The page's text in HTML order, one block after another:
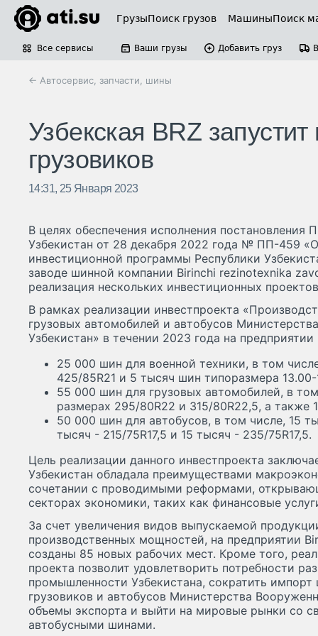
ГрузыПоиск грузов МашиныПоиск
Все сервисы Ваши грузы Добавить груз
← Автосервис, запчасти, шины
Узбекская BRZ
грузовиков
14:31, 25 Января 2023
В целях обеспечения исполнения постановления
Узбекистан от 28 декабря 2022 года № ПП-459
инвестиционной программы Республики
заводе шинной компании Birinchi rezinotexnika
реализация нескольких инвестиционных
В рамках реализации инвестпроекта
грузовых автомобилей и автобусов
Узбекистан» в течении 2023 года на
25 000 шин для военной техники, в том
425/85R21 и 5 тысяч шин типоразмера 13.00-
55 000 шин для грузовых автомобилей, в
размерах 295/80R22 и 315/80R22,5, а также
50 000 шин для автобусов, в том числе, 15
тысяч - 215/75R17,5 и 15 тысяч - 235/75R17,5.
Цель реализации данного инвестпроекта
Узбекистан обладала преимуществами
сочетании с проводимыми реформами,
секторах экономики, таких как финансовые
За счет увеличения видов выпускаемой
производственных мощностей, на предприятии
созданы 85 новых рабочих мест. Кроме того,
проекта позволит удовлетворить потребности
промышленности Узбекистана, сократить
грузовиков и автобусов Министерства
объемы экспорта и выйти на мировые рынки со
автобусными шинами.